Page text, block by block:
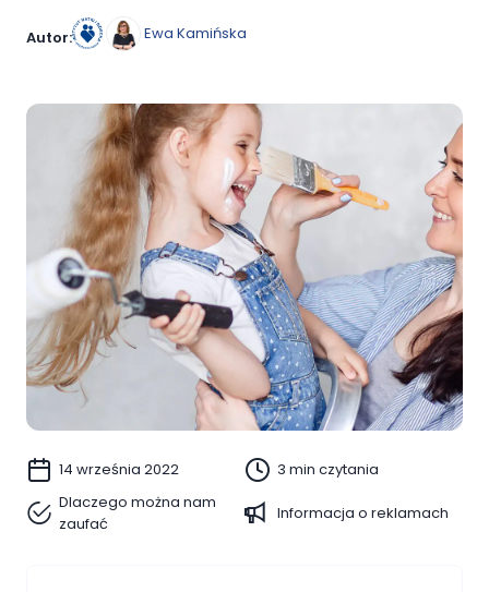
Autor: Ewa Kamińska
14 września 2022
3 min czytania
Dlaczego można nam
zaufać
Informacja o reklamach